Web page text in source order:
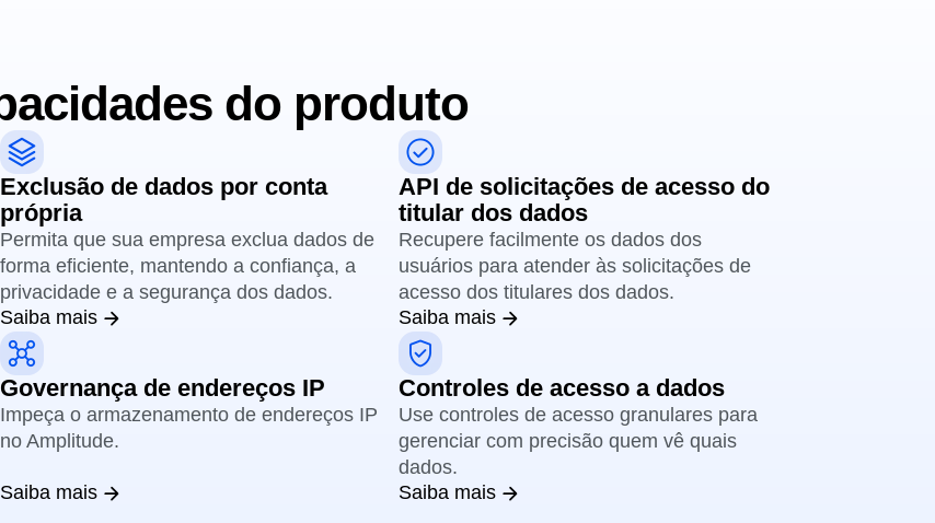
do produto
Exclusão de dados por conta
própria
Permita que sua empresa exclua dados de
forma eficiente, mantendo a confiança, a
privacidade e a segurança dos dados.
Saiba mais
API de solicitações de acesso do
titular dos dados
Recupere facilmente os dados dos
usuários para atender às solicitações de
acesso dos titulares dos dados.
Saiba mais
Governança de endereços IP
Impeça o armazenamento de endereços IP
no Amplitude.
Saiba mais
Controles de acesso a dados
Use controles de acesso granulares para
gerenciar com precisão quem vê quais
dados.
Saiba mais